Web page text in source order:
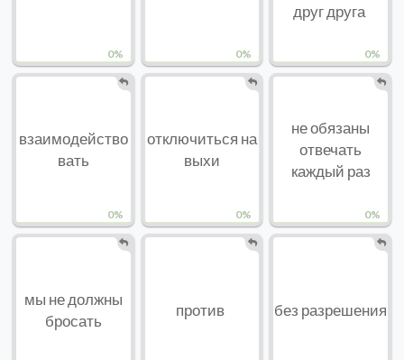
0% 0% 0%
друг друга
0%
взаимодейство
вать
0%
отключиться на
выхи
0%
не обязаны
отвечать
каждый раз
мы не должны
бросать
против без разрешения